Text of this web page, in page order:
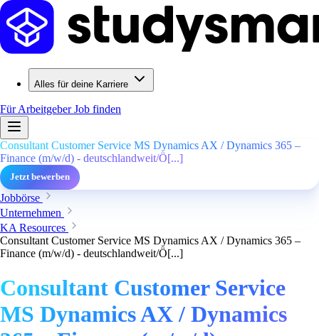
Alles für deine Karriere
Für ArbeitgeberJob finden
Consultant Customer Service MS Dynamics AX / Dynamics 365 –
Finance (m/w/d) - deutschlandweit/Ö[...]
Jetzt bewerben
Jobbörse
Unternehmen
KA Resources
Consultant Customer Service MS Dynamics AX / Dynamics 365 –
Finance (m/w/d) - deutschlandweit/Ö[...]
Consultant Customer Service
MS Dynamics AX / Dynamics